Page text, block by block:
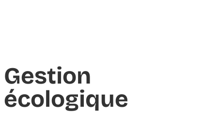
Gestion
écologique